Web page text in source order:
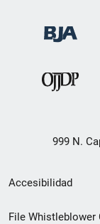
999 N.
Menú
de
Accesibilidad
File Whistleblower